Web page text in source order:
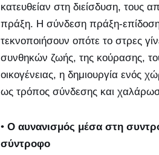
κατευθείαν στη διείσδυση, τους
πράξη. Η σύνδεση πράξη-
τεκνοποιήσουν οπότε το στρες
συνθηκών ζωής, της κούρασης,
οικογένειας, η δημιουργία ενός
ως τρόπος σύνδεσης και
• Ο αυνανισμός μέσα στη
σύντροφο